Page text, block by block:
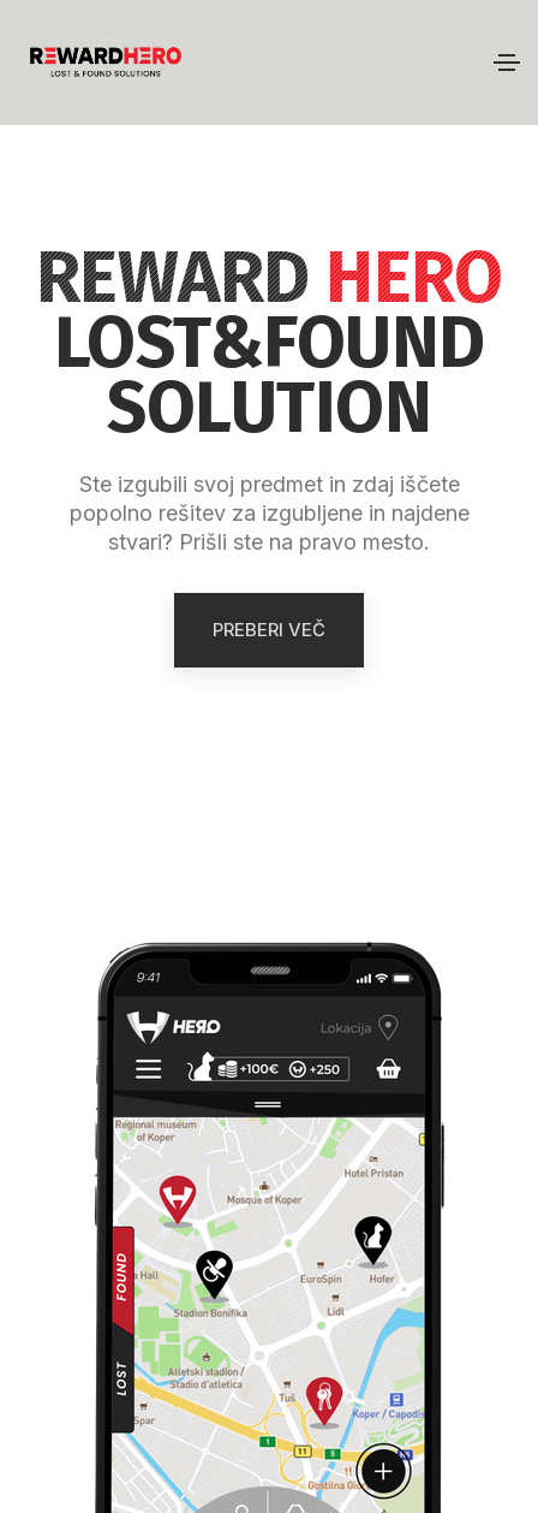
REWARD HERO
LOST&FOUND
SOLUTION
Ste izgubili svoj predmet in zdaj iščete
popolno rešitev za izgubljene in najdene
stvari? Prišli ste na pravo mesto.
PREBERI VEČ